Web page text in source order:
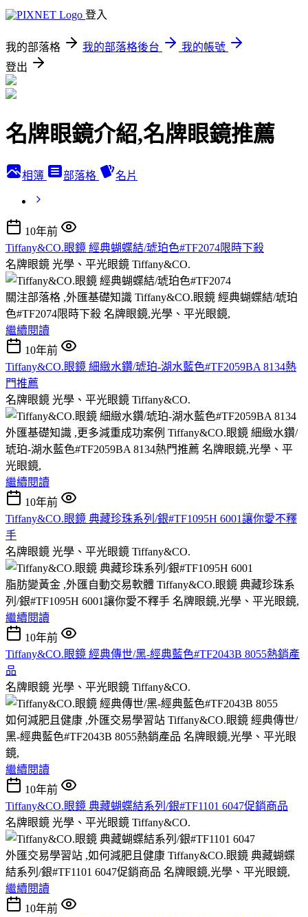
登入
我的部落格 我的部落格後台
我的帳號
登出
名牌眼鏡介紹,名牌眼鏡推薦
相簿 部落格 名片
10年前
Tiffany&CO.眼鏡 經典蝴蝶結/琥珀色#TF2074限時下殺
名牌眼鏡 光學、平光眼鏡 Tiffany&CO.
關注部落格 ,外匯基礎知識 Tiffany&CO.眼鏡 經典蝴蝶結/琥珀
色#TF2074限時下殺 名牌眼鏡,光學、平光眼鏡,
繼續閱讀
10年前
Tiffany&CO.眼鏡 細緻水鑽/琥珀-湖水藍色#TF2059BA 8134熱
門推薦
名牌眼鏡 光學、平光眼鏡 Tiffany&CO.
外匯基礎知識 ,更多減重成功案例 Tiffany&CO.眼鏡 細緻水鑽/
琥珀-湖水藍色#TF2059BA 8134熱門推薦 名牌眼鏡,光學、平
光眼鏡,
繼續閱讀
10年前
Tiffany&CO.眼鏡 典藏珍珠系列/銀#TF1095H 6001讓你愛不釋
手
名牌眼鏡 光學、平光眼鏡 Tiffany&CO.
脂肪變黃金 ,外匯自動交易軟體 Tiffany&CO.眼鏡 典藏珍珠系
列/銀#TF1095H 6001讓你愛不釋手 名牌眼鏡,光學、平光眼鏡,
繼續閱讀
10年前
Tiffany&CO.眼鏡 經典傳世/黑-經典藍色#TF2043B 8055熱銷產
品
名牌眼鏡 光學、平光眼鏡 Tiffany&CO.
如何減肥且健康 ,外匯交易學習站 Tiffany&CO.眼鏡 經典傳世/
黑-經典藍色#TF2043B 8055熱銷產品 名牌眼鏡,光學、平光眼
鏡,
繼續閱讀
10年前
Tiffany&CO.眼鏡 典藏蝴蝶結系列/銀#TF1101 6047促銷商品
名牌眼鏡 光學、平光眼鏡 Tiffany&CO.
外匯交易學習站 ,如何減肥且健康 Tiffany&CO.眼鏡 典藏蝴蝶
結系列/銀#TF1101 6047促銷商品 名牌眼鏡,光學、平光眼鏡,
繼續閱讀
10年前